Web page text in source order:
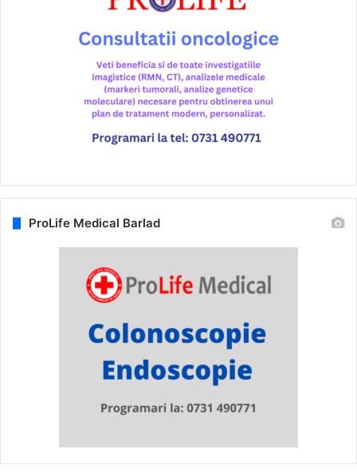
ProLife Medical Barlad